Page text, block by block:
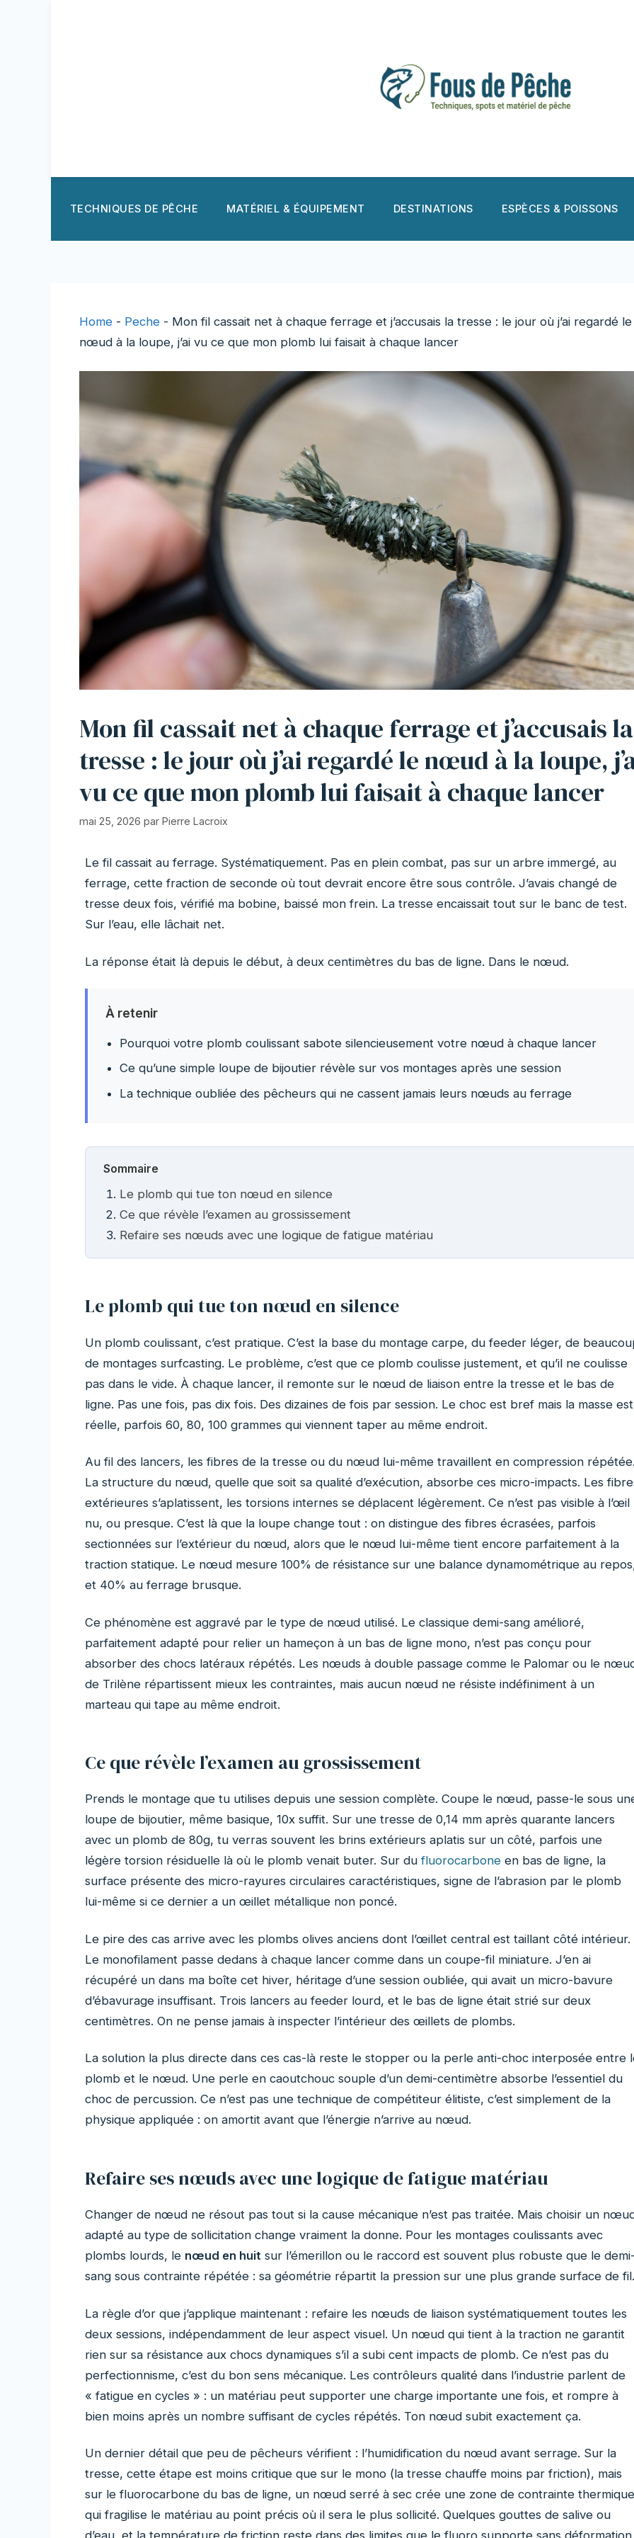
TECHNIQUES DE PÊCHE MATÉRIEL & ÉQUIPEMENT DESTINATIONS ESPÈCES & POISSONS
Home - Peche - Mon fil cassait net à chaque ferrage et j’accusais la tresse : le jour où j’ai regardé le
nœud à la loupe, j’ai vu ce que mon plomb lui faisait à chaque lancer
Mon fil cassait net à chaque ferrage et j’accusais la
tresse : le jour où j’ai regardé le nœud à la loupe,
vu ce que mon plomb lui faisait à chaque lancer
mai 25, 2026 par Pierre Lacroix
Le fil cassait au ferrage. Systématiquement. Pas en plein combat, pas sur un arbre immergé, au
ferrage, cette fraction de seconde où tout devrait encore être sous contrôle. J’avais changé de
tresse deux fois, vérifié ma bobine, baissé mon frein. La tresse encaissait tout sur le banc de test.
Sur l’eau, elle lâchait net.
La réponse était là depuis le début, à deux centimètres du bas de ligne. Dans le nœud.
À retenir
Pourquoi votre plomb coulissant sabote silencieusement votre nœud à chaque lancer
Ce qu’une simple loupe de bijoutier révèle sur vos montages après une session
La technique oubliée des pêcheurs qui ne cassent jamais leurs nœuds au ferrage
Sommaire
Le plomb qui tue ton nœud en silence
Ce que révèle l’examen au grossissement
Refaire ses nœuds avec une logique de fatigue matériau
Le plomb qui tue ton nœud en silence
Un plomb coulissant, c’est pratique. C’est la base du montage carpe, du feeder léger, de
de montages surfcasting. Le problème, c’est que ce plomb coulisse justement, et qu’il ne coulisse
pas dans le vide. À chaque lancer, il remonte sur le nœud de liaison entre la tresse et le bas de
ligne. Pas une fois, pas dix fois. Des dizaines de fois par session. Le choc est bref mais la masse est
réelle, parfois 60, 80, 100 grammes qui viennent taper au même endroit.
Au fil des lancers, les fibres de la tresse ou du nœud lui-même travaillent en compression
La structure du nœud, quelle que soit sa qualité d’exécution, absorbe ces micro-impacts. Les
extérieures s’aplatissent, les torsions internes se déplacent légèrement. Ce n’est pas visible à l’œil
nu, ou presque. C’est là que la loupe change tout : on distingue des fibres écrasées, parfois
sectionnées sur l’extérieur du nœud, alors que le nœud lui-même tient encore parfaitement à la
traction statique. Le nœud mesure 100% de résistance sur une balance dynamométrique au
et 40% au ferrage brusque.
Ce phénomène est aggravé par le type de nœud utilisé. Le classique demi-sang amélioré,
parfaitement adapté pour relier un hameçon à un bas de ligne mono, n’est pas conçu pour
absorber des chocs latéraux répétés. Les nœuds à double passage comme le Palomar ou le
de Trilène répartissent mieux les contraintes, mais aucun nœud ne résiste indéfiniment à un
marteau qui tape au même endroit.
Ce que révèle l’examen au grossissement
Prends le montage que tu utilises depuis une session complète. Coupe le nœud, passe-le sous
loupe de bijoutier, même basique, 10x suffit. Sur une tresse de 0,14 mm après quarante lancers
avec un plomb de 80g, tu verras souvent les brins extérieurs aplatis sur un côté, parfois une
légère torsion résiduelle là où le plomb venait buter. Sur dufluorocarbone en bas de ligne, la
surface présente des micro-rayures circulaires caractéristiques, signe de l’abrasion par le plomb
lui-même si ce dernier a un œillet métallique non poncé.
Le pire des cas arrive avec les plombs olives anciens dont l’œillet central est taillant côté intérieur.
Le monofilament passe dedans à chaque lancer comme dans un coupe-fil miniature. J’en ai
récupéré un dans ma boîte cet hiver, héritage d’une session oubliée, qui avait un micro-bavure
d’ébavurage insuffisant. Trois lancers au feeder lourd, et le bas de ligne était strié sur deux
centimètres. On ne pense jamais à inspecter l’intérieur des œillets de plombs.
La solution la plus directe dans ces cas-là reste le stopper ou la perle anti-choc interposée entre
plomb et le nœud. Une perle en caoutchouc souple d’un demi-centimètre absorbe l’essentiel du
choc de percussion. Ce n’est pas une technique de compétiteur élitiste, c’est simplement de la
physique appliquée : on amortit avant que l’énergie n’arrive au nœud.
Refaire ses nœuds avec une logique de fatigue matériau
Changer de nœud ne résout pas tout si la cause mécanique n’est pas traitée. Mais choisir un
adapté au type de sollicitation change vraiment la donne. Pour les montages coulissants avec
plombs lourds, le nœud en huit sur l’émerillon ou le raccord est souvent plus robuste que le
sang sous contrainte répétée : sa géométrie répartit la pression sur une plus grande surface de fil.
La règle d’or que j’applique maintenant : refaire les nœuds de liaison systématiquement toutes les
deux sessions, indépendamment de leur aspect visuel. Un nœud qui tient à la traction ne garantit
rien sur sa résistance aux chocs dynamiques s’il a subi cent impacts de plomb. Ce n’est pas du
perfectionnisme, c’est du bon sens mécanique. Les contrôleurs qualité dans l’industrie parlent de
« fatigue en cycles » : un matériau peut supporter une charge importante une fois, et rompre à
bien moins après un nombre suffisant de cycles répétés. Ton nœud subit exactement ça.
Un dernier détail que peu de pêcheurs vérifient : l’humidification du nœud avant serrage. Sur la
tresse, cette étape est moins critique que sur le mono (la tresse chauffe moins par friction), mais
sur le fluorocarbone du bas de ligne, un nœud serré à sec crée une zone de contrainte thermique
qui fragilise le matériau au point précis où il sera le plus sollicité. Quelques gouttes de salive ou